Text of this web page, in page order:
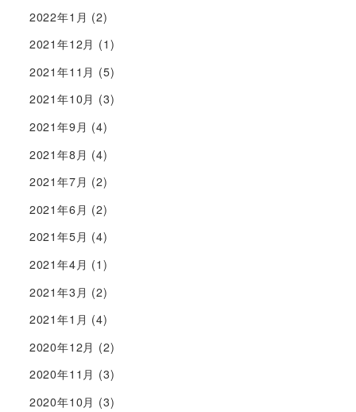
2022年1月 (2)
2021年12月 (1)
2021年11月 (5)
2021年10月 (3)
2021年9月 (4)
2021年8月 (4)
2021年7月 (2)
2021年6月 (2)
2021年5月 (4)
2021年4月 (1)
2021年3月 (2)
2021年1月 (4)
2020年12月 (2)
2020年11月 (3)
2020年10月 (3)